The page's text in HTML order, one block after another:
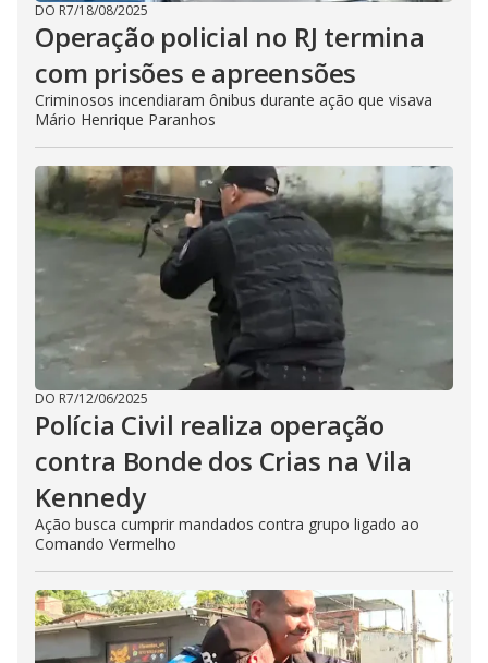
DO R7/18/08/2025
Operação policial no RJ termina
com prisões e apreensões
Criminosos incendiaram ônibus durante ação que visava
Mário Henrique Paranhos
DO R7/12/06/2025
Polícia Civil realiza operação
contra Bonde dos Crias na Vila
Kennedy
Ação busca cumprir mandados contra grupo ligado ao
Comando Vermelho